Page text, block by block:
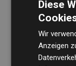
Diese
Wir
Anzeigen